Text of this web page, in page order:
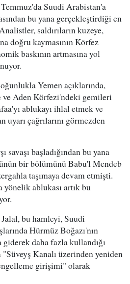
Suudi Arabistan'a
bu yana gerçekleştirdiği en
saldırıların kuzeye,
doğru kaymasının Körfez
baskının artmasına yol
Yemen açıklarında,
ve Aden Körfezi'ndeki gemileri
ablukayı ihlal etmek ve
uyarı çağrılarını görmezden
başladığından bu yana
bir bölümünü Babu'l Mendeb
taşımaya devam etmişti.
ablukası artık bu
bu hamleyi, Suudi
Hürmüz Boğazı'nın
giderek daha fazla kullandığı
Kanalı üzerinden yeniden
girişimi" olarak